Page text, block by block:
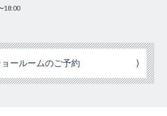
18:00
ョールームのご予約 ⟩